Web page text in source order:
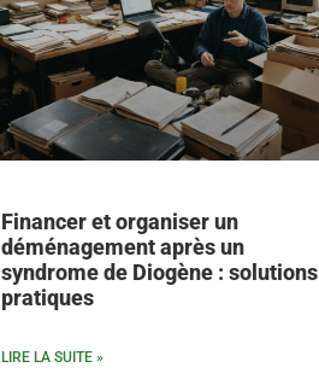
Financer et organiser un
déménagement après un
syndrome de Diogène : solutions
pratiques
LIRE LA SUITE »